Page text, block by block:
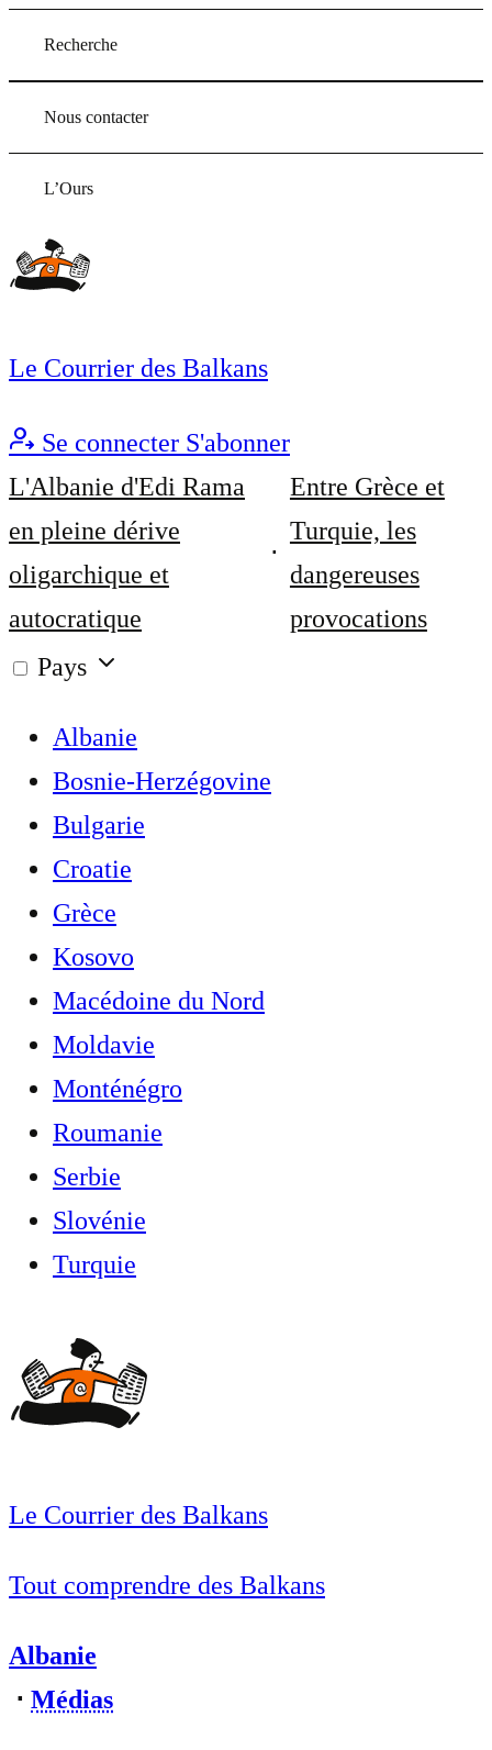
Recherche
Nous contacter
L’Ours
Le Courrier des Balkans
Se connecter S'abonner
L'Albanie d'Edi Rama
en pleine dérive
oligarchique et
autocratique
Entre Grèce et
Turquie, les
dangereuses
provocations
Pays
Albanie
Bosnie-Herzégovine
Bulgarie
Croatie
Grèce
Kosovo
Macédoine du Nord
Moldavie
Monténégro
Roumanie
Serbie
Slovénie
Turquie
Le Courrier des Balkans
Tout comprendre des Balkans
Albanie
⋅ Médias